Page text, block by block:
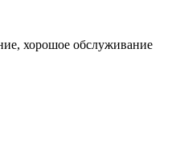
хорошое обслуживание